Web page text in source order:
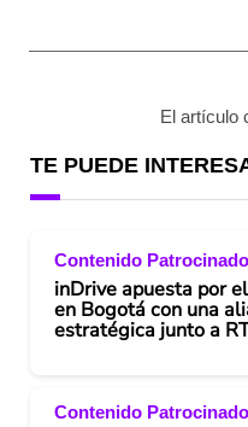
El artículo
TE PUEDE
Contenido Patrocinado
inDrive apuesta por
en Bogotá con una
estratégica junto a
Contenido Patrocinado